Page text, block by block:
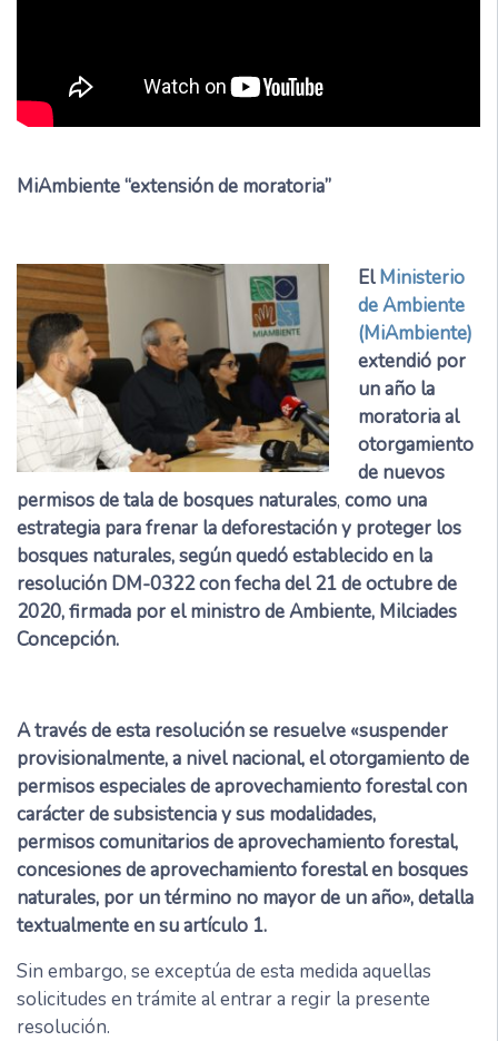
MiAmbiente “extensión de moratoria”
ElMinisterio
de Ambiente
(MiAmbiente)
extendió por
un año la
moratoria al
otorgamiento
de nuevos
permisos de tala de bosques naturales, como una
estrategia para frenar la deforestación y proteger los
bosques naturales, según quedó establecido en la
resolución DM-0322 con fecha del 21 de octubre de
2020, firmada por el ministro de Ambiente, Milciades
Concepción.
A través de esta resolución se resuelve «suspender
provisionalmente, a nivel nacional, el otorgamiento de
permisos especiales de aprovechamiento forestal con
carácter de subsistencia y sus modalidades,
permisos comunitarios de aprovechamiento forestal,
concesiones de aprovechamiento forestal en bosques
naturales, por un término no mayor de un año», detalla
textualmente en su artículo 1.
Sin embargo, se exceptúa de esta medida aquellas
solicitudes en trámite al entrar a regir la presente
resolución.